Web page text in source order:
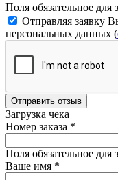
Поля обязательное для
Отправляя заявку
персональных данных (
Отправить отзыв
Загрузка чека
Номер заказа *
Поля обязательное для
Ваше имя *